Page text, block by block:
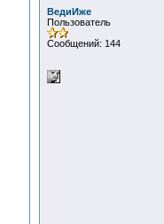
ВедиИже
Пользователь
Сообщений: 144